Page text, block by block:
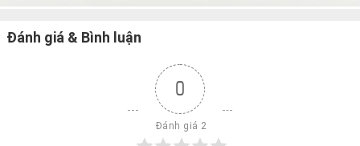
Đánh giá & Bình luận
0
Đánh giá 2